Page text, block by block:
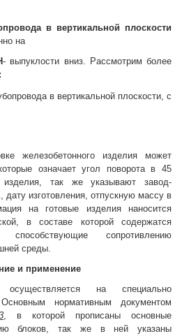
в вертикальной плоскости
на
- выпуклости вниз. Рассмотрим более
в вертикальной плоскости, с
железобетонного изделия может
означает угол поворота в 45
так же указывают завод-
дату изготовления, отпускную массу в
на готовые изделия наносится
в составе которой содержатся
способствующие сопротивлению
среды.
и применение
на специально
нормативным документом
, в которой прописаны основные
блоков, так же в ней указаны